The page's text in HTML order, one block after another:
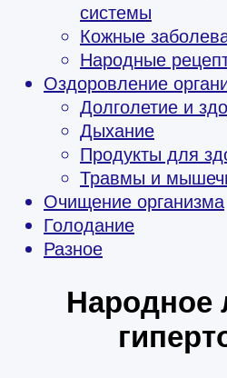
системы
Кожные
Народные
Оздоровление
Долголетие и
Дыхание
Продукты для
Травмы и
Очищение организма
Голодание
Разное
Народное